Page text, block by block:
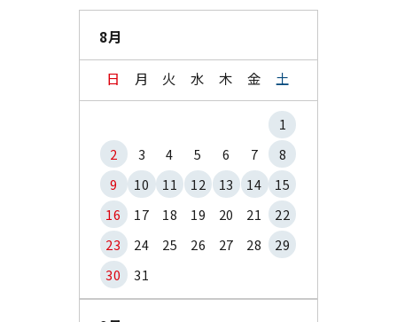
8月
日 月 火 水 木 金 土
1
2
3 4 5 6 7
8
9
10 11 12 13 14
15
16
17 18 19 20 21
22
23
24 25 26 27 28
29
30
31